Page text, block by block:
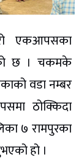
एकआपसका
छ । चकमके
वडा नम्बर
ठोक्किदा
७ रामपुरका
हो ।